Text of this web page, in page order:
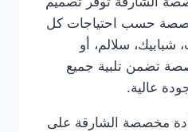
حسب احتياجات كل
سلالم، أو
تضمن تلبية جميع
عالية.
مخصصة الشارقة على